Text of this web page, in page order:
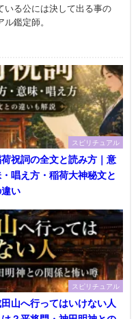
いる公には決して出る事の
鑑定師。
スピリチュアル
祝詞の全文と読み方｜意
・唱え方・稲荷大神秘文と
い
スピリチュアル
田山へ行ってはいけない人